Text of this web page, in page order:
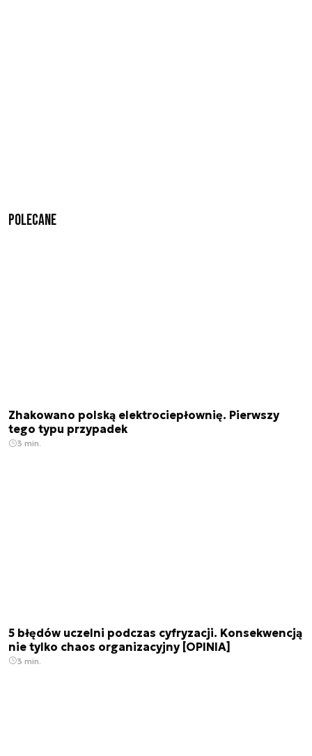
Polecane
Zhakowano polską elektrociepłownię. Pierwszy
tego typu przypadek
3 min.
5 błędów uczelni podczas cyfryzacji. Konsekwencją
nie tylko chaos organizacyjny [OPINIA]
3 min.